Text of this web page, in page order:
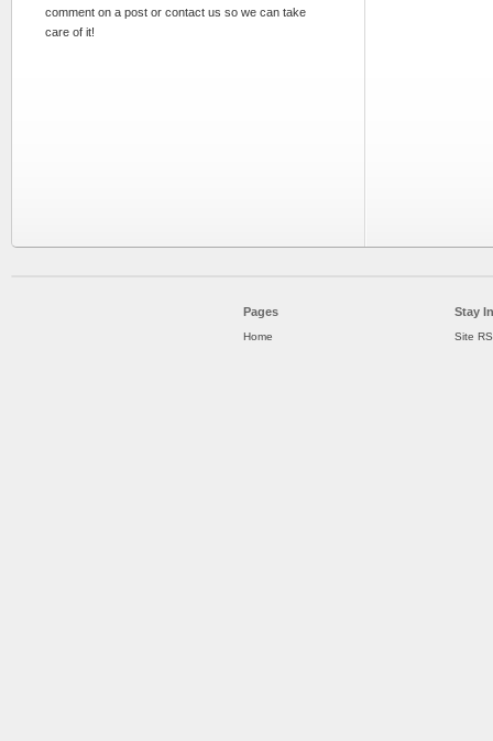
comment on a post or contact us so we can take
care of it!
Pages
Home
Stay
Site